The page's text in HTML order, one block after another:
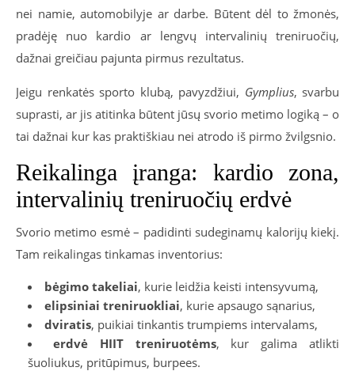
nei namie, automobilyje ar darbe. Būtent dėl to žmonės,
pradėję nuo kardio ar lengvų intervalinių treniruočių,
dažnai greičiau pajunta pirmus rezultatus.
Jeigu renkatės sporto klubą, pavyzdžiui, Gymplius, svarbu
suprasti, ar jis atitinka būtent jūsų svorio metimo logiką – o
tai dažnai kur kas praktiškiau nei atrodo iš pirmo žvilgsnio.
Reikalinga įranga: kardio zona,
intervalinių treniruočių erdvė
Svorio metimo esmė – padidinti sudeginamų kalorijų kiekį.
Tam reikalingas tinkamas inventorius:
bėgimo takeliai, kurie leidžia keisti intensyvumą,
elipsiniai treniruokliai, kurie apsaugo sąnarius,
dviratis, puikiai tinkantis trumpiems intervalams,
erdvė HIIT treniruotėms, kur galima atlikti
šuoliukus, pritūpimus, burpees.